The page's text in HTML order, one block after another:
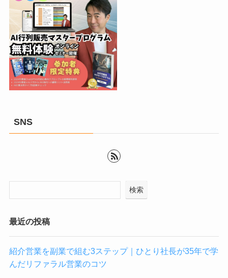
SNS
検索
最近の投稿
紹介営業を副業で組む3ステップ｜ひとり社長が35年で学
んだリファラル営業のコツ